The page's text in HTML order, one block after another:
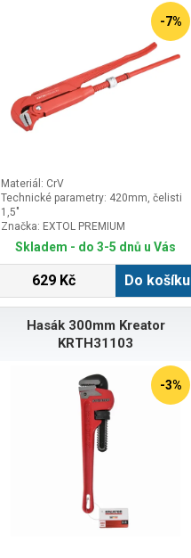
-7%
Materiál: CrV
Technické parametry: 420mm, čelisti
1,5"
Značka: EXTOL PREMIUM
Doplňující parametr: max. rozsah
55mm
Skladem - do 3-5 dnů u Vás
629 Kč Do košíku
Hasák 300mm Kreator
KRTH31103
-3%